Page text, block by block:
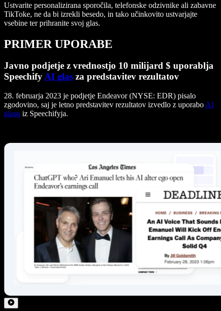
Ustvarite personalizirana sporočila, telefonske odzivnike ali zabavne
TikToke, ne da bi izrekli besedo, in tako učinkovito ustvarjajte
vsebine ter prihranite svoj glas.
PRIMER UPORABE
Javno podjetje z vrednostjo 10 milijard $ uporablja
SpeechifyAI glas za predstavitev rezultatov
28. februarja 2023 je podjetje Endeavor (NYSE: EDR) pisalo
zgodovino, saj je letno predstavitev rezultatov izvedlo z uporabo AI
glasu iz Speechifyja.